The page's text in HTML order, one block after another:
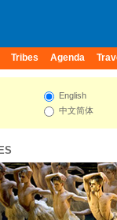
Tribes Agenda
English
中文简体